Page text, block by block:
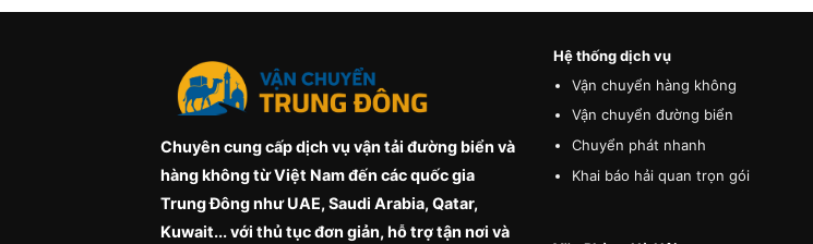
Chuyên cung cấp dịch vụ vận tải đường biển và
hàng không từ Việt Nam đến các quốc gia
Trung Đông như UAE, Saudi Arabia, Qatar,
Kuwait... với thủ tục đơn giản, hỗ trợ tận nơi và
Hệ thống dịch vụ
Vận chuyển hàng không
Vận chuyển đường biển
Chuyển phát nhanh
Khai báo hải quan trọn gói